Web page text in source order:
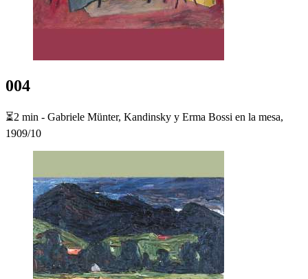
004
⏳2 min - Gabriele Münter, Kandinsky y Erma Bossi en la mesa,
1909/10